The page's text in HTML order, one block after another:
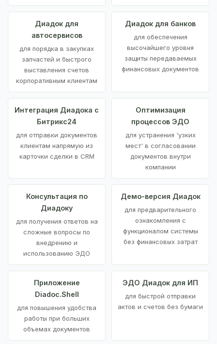
Диадок для
автосервисов
для порядка в закупках
запчастей и быстрого
выставления счетов
корпоративным клиентам
Диадок для банков
для обеспечения
высочайшего уровня
защиты передаваемых
финансовых документов
Интеграция Диадока с
Битрикс24
для отправки документов
клиентам напрямую из
карточки сделки в CRM
Оптимизация
процессов ЭДО
для устранения 'узких
мест' в согласовании
документов внутри
компании
Консультация по
Диадоку
для получения ответов на
сложные вопросы по
внедрению и
использованию ЭДО
Демо-версия Диадок
для предварительного
ознакомления с
функционалом системы
без финансовых затрат
Приложение
Diadoc.Shell
для повышения удобства
работы при больших
объемах документов
ЭДО Диадок для ИП
для быстрой отправки
актов и счетов без бумаги